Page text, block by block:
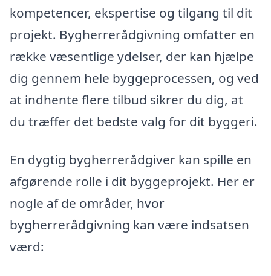
kompetencer, ekspertise og tilgang til dit
projekt. Bygherrerådgivning omfatter en
række væsentlige ydelser, der kan hjælpe
dig gennem hele byggeprocessen, og ved
at indhente flere tilbud sikrer du dig, at
du træffer det bedste valg for dit byggeri.
En dygtig bygherrerådgiver kan spille en
afgørende rolle i dit byggeprojekt. Her er
nogle af de områder, hvor
bygherrerådgivning kan være indsatsen
værd: